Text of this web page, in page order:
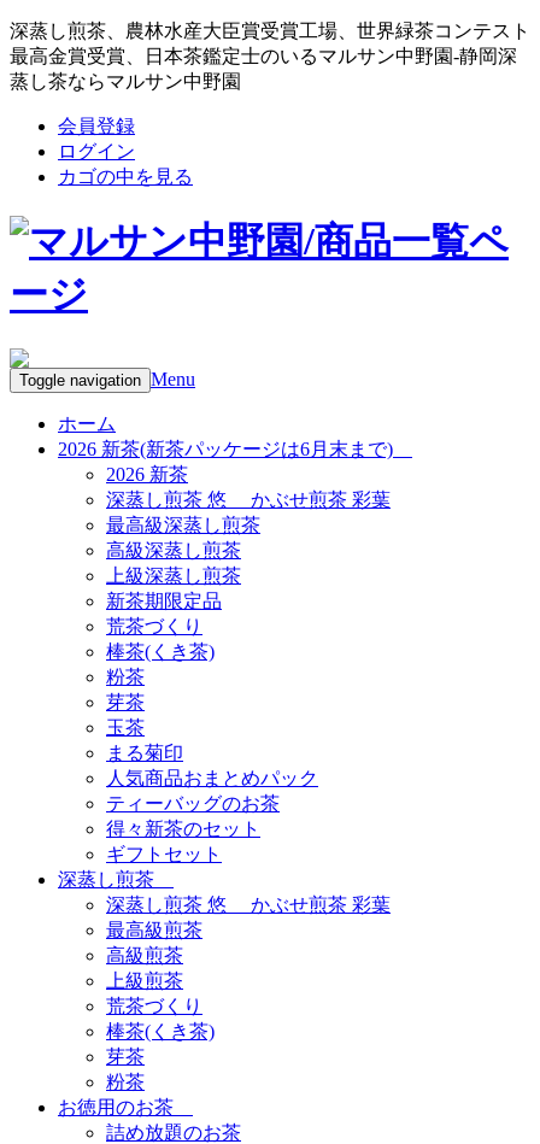
深蒸し煎茶、農林水産大臣賞受賞工場、世界緑茶コンテスト
最高金賞受賞、日本茶鑑定士のいるマルサン中野園-静岡深
蒸し茶ならマルサン中野園
会員登録
ログイン
カゴの中を見る
Toggle navigation Menu
ホーム
2026 新茶(新茶パッケージは6月末まで)
2026 新茶
深蒸し煎茶 悠 かぶせ煎茶 彩葉
最高級深蒸し煎茶
高級深蒸し煎茶
上級深蒸し煎茶
新茶期限定品
荒茶づくり
棒茶(くき茶)
粉茶
芽茶
玉茶
まる菊印
人気商品おまとめパック
ティーバッグのお茶
得々新茶のセット
ギフトセット
深蒸し煎茶
深蒸し煎茶 悠 かぶせ煎茶 彩葉
最高級煎茶
高級煎茶
上級煎茶
荒茶づくり
棒茶(くき茶)
芽茶
粉茶
お徳用のお茶
詰め放題のお茶